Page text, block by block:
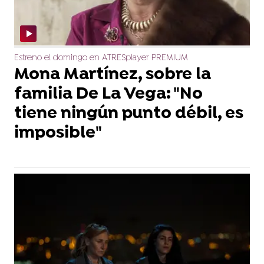
Estreno el domingo en ATRESplayer PREMIUM
Mona Martínez, sobre la
familia De La Vega: "No
tiene ningún punto débil, es
imposible"